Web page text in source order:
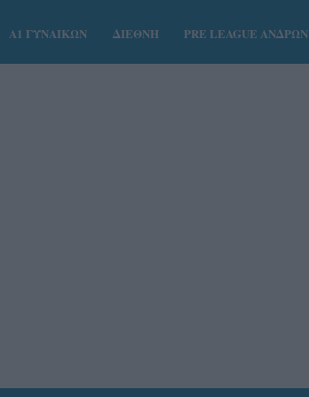
Α1 ΓΥΝΑΙΚΩΝ ΔΙΕΘΝΗ PRE LEAGUE ΑΝΔΡΩΝ